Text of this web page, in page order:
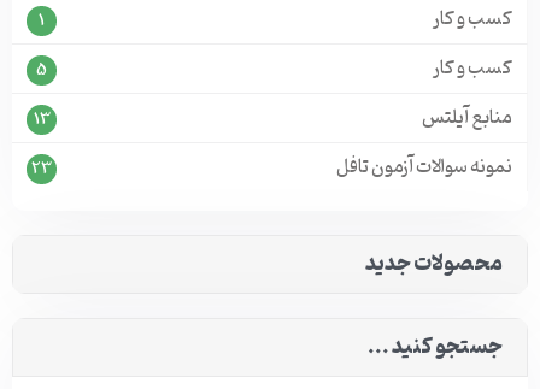
کسب و کار 1
کسب و کار 5
منابع آیلتس 13
نمونه سوالات آزمون تافل 23
محصولات جدید
جستجو کنید ...